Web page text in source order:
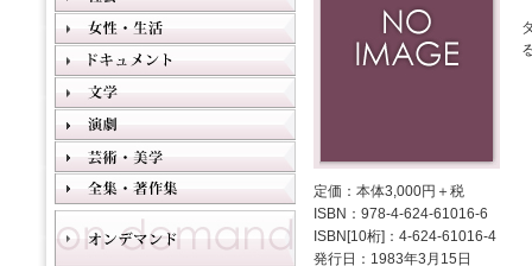
定価：本体3,000円＋税
ISBN：978-4-624-61016-6
ISBN[10桁]：4-624-61016-4
発行日：1983年3月15日